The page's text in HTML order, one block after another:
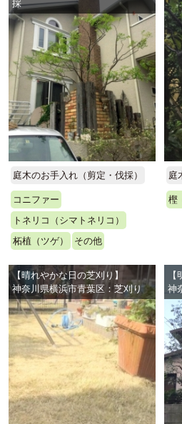
採
庭木のお手入れ（剪定・伐採）
コニファー
トネリコ（シマトネリコ）
柘植（ツゲ）
その他
庭
樫
【晴れやかな日の芝刈り】
神奈川県横浜市青葉区：芝刈り
神